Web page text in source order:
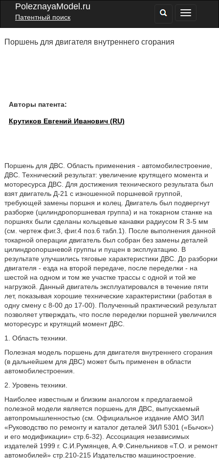
PoleznayaModel.ru
Патентный поиск
Поршень для двигателя внутреннего сгорания
Авторы патента:
Крутиков Евгений Иванович (RU)
Поршень для ДВС. Область применения - автомобилестроение,
ДВС. Технический результат: увеличение крутящего момента и
моторесурса ДВС. Для достижения технического результата был
взят двигатель Д-21 с изношенной поршневой группой,
требующей замены поршня и колец. Двигатель был подвергнут
разборке (цилиндропоршневая группа) и на токарном станке на
поршнях были сделаны кольцевые канавки радиусом R 3-5 мм
(см. чертеж фиг.3, фиг.4 поз.6 табл.1). После выполнения данной
токарной операции двигатель был собран без замены деталей
цилиндропоршневой группы и пущен в эксплуатацию. В
результате улучшились тяговые характеристики ДВС. До разборки
двигателя - езда на второй передаче, после переделки - на
шестой на одном и том же участке трассы с одной и той же
нагрузкой. Данный двигатель эксплуатировался в течение пяти
лет, показывая хорошие технические характеристики (работая в
одну смену с 8-00 до 17-00). Полученный практический результат
позволяет утверждать, что после переделки поршней увеличился
моторесурс и крутящий момент ДВС.
1. Область техники.
Полезная модель поршень для двигателя внутреннего сгорания
(в дальнейшем для ДВС) может быть применен в области
автомобилестроения.
2. Уровень техники.
Наиболее известным и близким аналогом к предлагаемой
полезной модели является поршень для ДВС, выпускаемый
автопромышленностью (см. Официальное издание АМО ЗИЛ
«Руководство по ремонту и каталог деталей ЗИЛ 5301 («Бычок»)
и его модификации» стр.6-32). Ассоциация независимых
издателей 1999 г. С.И.Румянцев, А.Ф.Синельников «Т.О. и ремонт
автомобилей» стр.210-215 Издательство машиностроение.